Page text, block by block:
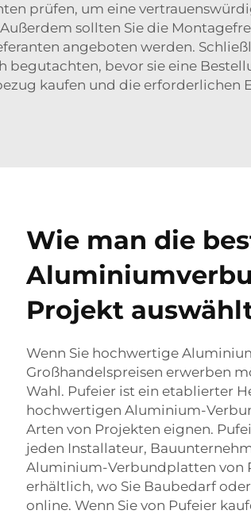
prüfen, um eine
sollten Sie die
angeboten werden.
bevor sie eine
kaufen und die erforderlichen
Wie man die
Projekt
Wenn Sie hochwertige
Großhandelspreisen erwerben
Wahl. Pufeier ist ein etablierter
hochwertigen Aluminium-
Arten von Projekten eignen.
jeden Installateur,
Aluminium-Verbundplatten von
erhältlich, wo Sie Baubedarf
online. Wenn Sie von Pufeier